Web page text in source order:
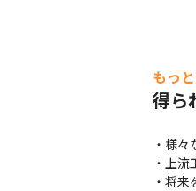
もっ
得ら
・様
・上
・将